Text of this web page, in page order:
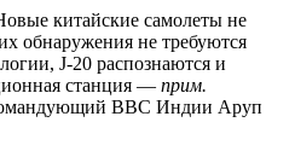
китайские самолеты не
обнаружения не требуются
J-20 распознаются и
станция — прим.
ВВС Индии Аруп